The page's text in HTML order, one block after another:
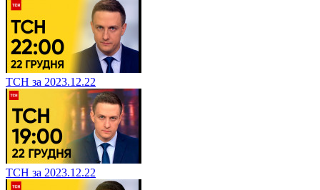
ТСН за 2023.12.22
ТСН за 2023.12.22